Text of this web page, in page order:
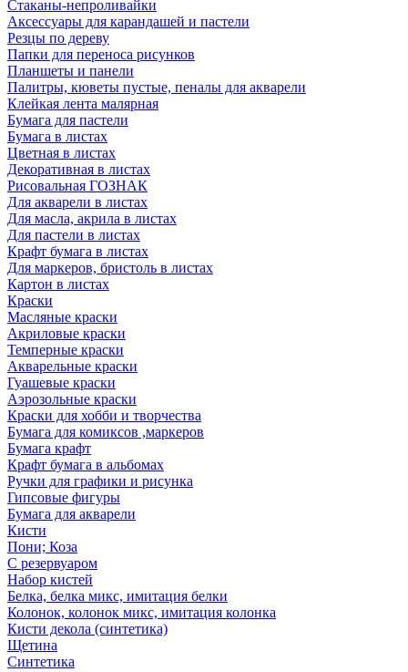
Стаканы-непроливайки
Аксессуары для карандашей и пастели
Резцы по дереву
Папки для переноса рисунков
Планшеты и панели
Палитры, кюветы пустые, пеналы для акварели
Клейкая лента малярная
Бумага для пастели
Бумага в листах
Цветная в листах
Декоративная в листах
Рисовальная ГОЗНАК
Для акварели в листах
Для масла, акрила в листах
Для пастели в листах
Крафт бумага в листах
Для маркеров, бристоль в листах
Картон в листах
Краски
Масляные краски
Акриловые краски
Темперные краски
Акварельные краски
Гуашевые краски
Аэрозольные краски
Краски для хобби и творчества
Бумага для комиксов ,маркеров
Бумага крафт
Крафт бумага в альбомах
Ручки для графики и рисунка
Гипсовые фигуры
Бумага для акварели
Кисти
Пони; Коза
С резервуаром
Набор кистей
Белка, белка микс, имитация белки
Колонок, колонок микс, имитация колонка
Кисти декола (синтетика)
Щетина
Синтетика